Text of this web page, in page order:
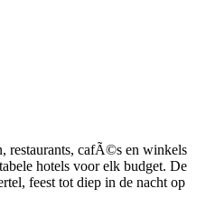
restaurants, cafÃ©s en winkels
hotels voor elk budget. De
feest tot diep in de nacht op